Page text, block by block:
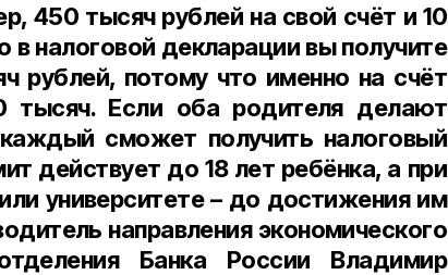
450 тысяч рублей на свой счёт и 10
в налоговой декларации вы получите
рублей, потому что именно на счёт
тысяч. Если оба родителя делают
сможет получить налоговый
действует до 18 лет ребёнка, а при
университете – до достижения им
направления экономического
Банка России Владимир